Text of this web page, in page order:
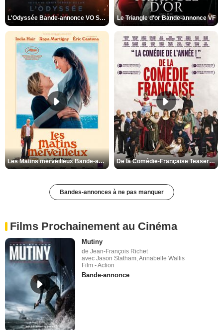
L'Odyssée Bande-annonce VO STFR Le Triangle d'or Bande-annonce VF
Les Matins merveilleux Bande-annonce VF De la Comédie-Française Teaser VF
Bandes-annonces à ne pas manquer
Films Prochainement au Cinéma
Mutiny
de Jean-François Richet
avec Jason Statham, Annabelle Wallis
Film - Action
Bande-annonce